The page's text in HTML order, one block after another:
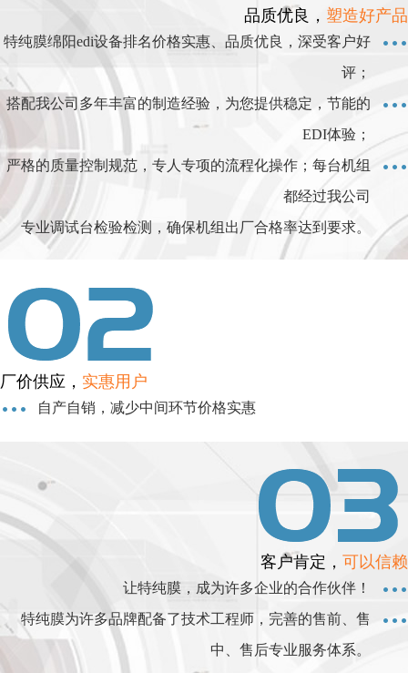
品质优良， 塑造好产品
特纯膜绵阳edi设备排名价格实惠、品质优良，深受客户好
评；
搭配我公司多年丰富的制造经验，为您提供稳定，节能的
EDI体验；
严格的质量控制规范，专人专项的流程化操作；每台机组
都经过我公司
专业调试台检验检测，确保机组出厂合格率达到要求。
厂价供应， 实惠用户
自产自销，减少中间环节价格实惠
客户肯定， 可以信赖
让特纯膜，成为许多企业的合作伙伴！
特纯膜为许多品牌配备了技术工程师，完善的售前、售
中、售后专业服务体系。